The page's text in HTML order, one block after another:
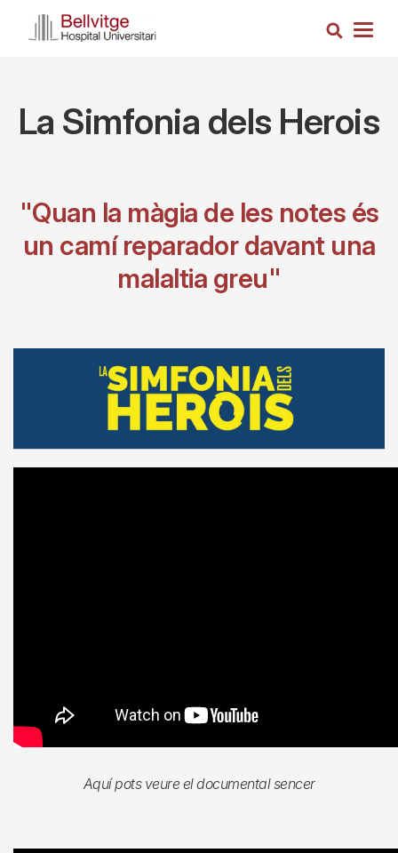
Cerca
La Simfonia dels Herois
"Quan la màgia de les notes és
un camí reparador davant una
malaltia greu"
Aquí pots veure el documental sencer